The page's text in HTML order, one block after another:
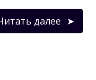
далее